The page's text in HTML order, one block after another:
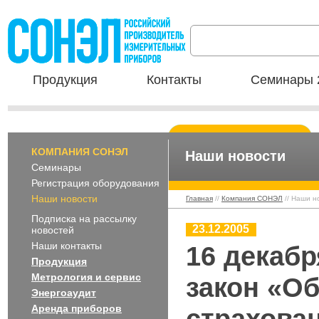
Продукция Контакты Семинары
КОМПАНИЯ СОНЭЛ
Семинары
Регистрация оборудования
Наши новости
Подписка на рассылку
новостей
Наши контакты
Продукция
Метрология и сервис
Энергоаудит
Аренда приборов
Наши новости
Главная // Компания СОНЭЛ // Наши
23.12.2005
16
закон